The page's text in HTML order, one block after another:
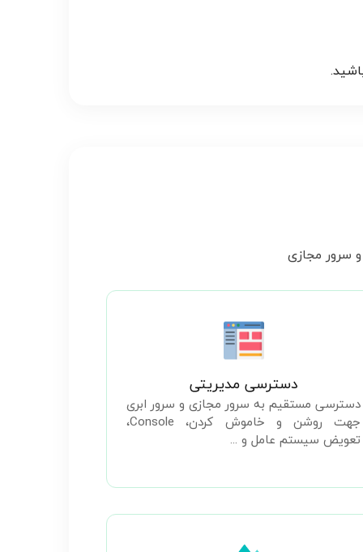
سرور مجازی
دسترسی مدیریتی
دسترسی مستقیم به سرور مجازی و سرور ابری
جهت روشن و خاموش کردن، Console،
تعویض سیستم عامل و ...